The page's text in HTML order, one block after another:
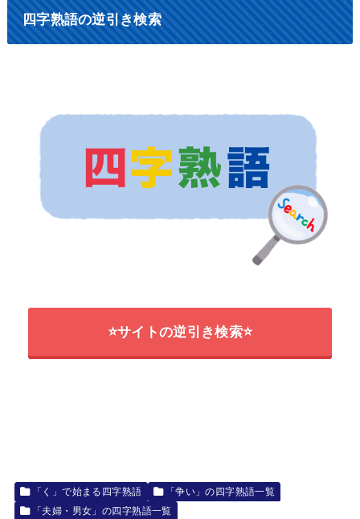
四字熟語の逆引き検索
⭐サイトの逆引き検索⭐
「く」で始まる四字熟語
「争い」の四字熟語一覧
「夫婦・男女」の四字熟語一覧